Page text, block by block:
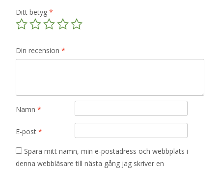
Ditt betyg *
Din recension *
Namn *
E-post *
Spara mitt namn, min e-postadress och webbplats i
denna webbläsare till nästa gång jag skriver en